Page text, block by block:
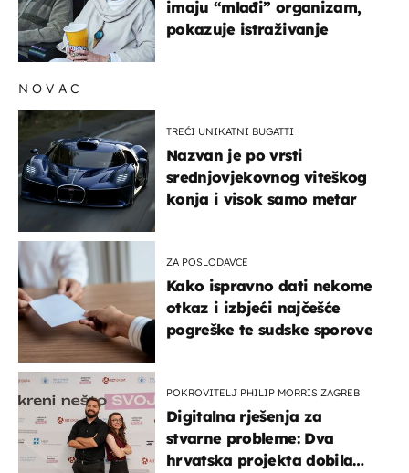
imaju “mlađi” organizam,
pokazuje istraživanje
NOVAC
TREĆI UNIKATNI BUGATTI
Nazvan je po vrsti
srednjovjekovnog viteškog
konja i visok samo metar
ZA POSLODAVCE
Kako ispravno dati nekome
otkaz i izbjeći najčešće
pogreške te sudske sporove
POKROVITELJ PHILIP MORRIS ZAGREB
Digitalna rješenja za
stvarne probleme: Dva
hrvatska projekta dobila